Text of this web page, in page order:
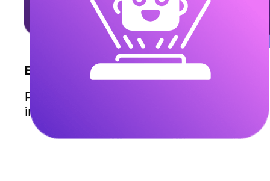
ElevenLabs
Potencia tus operaciones con IA de voz
inteligente.